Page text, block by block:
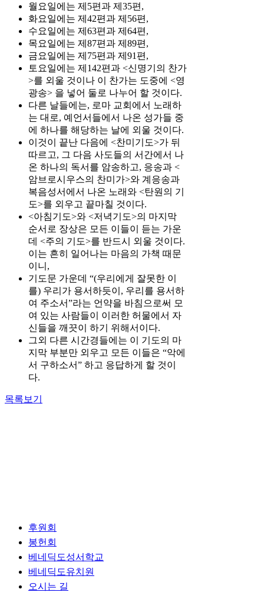
월요일에는 제5편과 제35편,
화요일에는 제42편과 제56편,
수요일에는 제63편과 제64편,
목요일에는 제87편과 제89편,
금요일에는 제75편과 제91편,
토요일에는 제142편과 <신명기의 찬가
>를 외울 것이나 이 찬가는 도중에 <영
광송> 을 넣어 둘로 나누어 할 것이다.
다른 날들에는, 로마 교회에서 노래하
는 대로, 예언서들에서 나온 성가들 중
에 하나를 해당하는 날에 외울 것이다.
이것이 끝난 다음에 <찬미기도>가 뒤
따르고, 그 다음 사도들의 서간에서 나
온 하나의 독서를 암송하고, 응송과 <
암브로시우스의 찬미가>와 계응송과
복음성서에서 나온 노래와 <탄원의 기
도>를 외우고 끝마칠 것이다.
<아침기도>와 <저녁기도>의 마지막
순서로 장상은 모든 이들이 듣는 가운
데 <주의 기도>를 반드시 외울 것이다.
이는 흔히 일어나는 마음의 가책 때문
이니,
기도문 가운데 “(우리에게 잘못한 이
를) 우리가 용서하듯이, 우리를 용서하
여 주소서”라는 언약을 바침으로써 모
여 있는 사람들이 이러한 허물에서 자
신들을 깨끗이 하기 위해서이다.
그외 다른 시간경들에는 이 기도의 마
지막 부분만 외우고 모든 이들은 “악에
서 구하소서” 하고 응답하게 할 것이
다.
목록보기
후원회
봉헌회
베네딕도성서학교
베네딕도유치원
오시는 길